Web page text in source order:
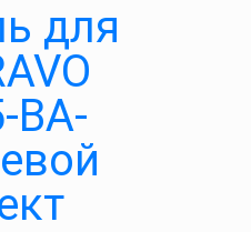
для
BA-